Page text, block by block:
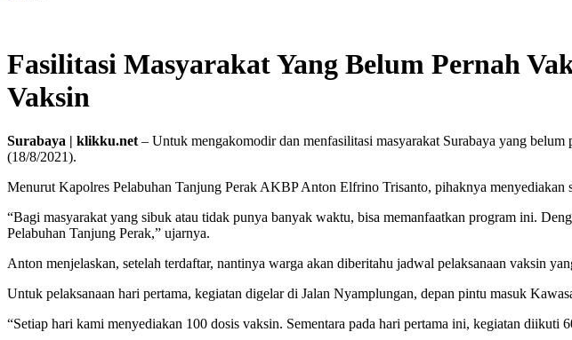
Fasilitasi Masyarakat Yang Belum Pernah
Vaksin
Surabaya | klikku.net – Untuk mengakomodir dan menfasilitasi masyarakat Surabaya yang
(18/8/2021).
Menurut Kapolres Pelabuhan Tanjung Perak AKBP Anton Elfrino Trisanto, pihaknya
“Bagi masyarakat yang sibuk atau tidak punya banyak waktu, bisa memanfaatkan program ini.
Pelabuhan Tanjung Perak,” ujarnya.
Anton menjelaskan, setelah terdaftar, nantinya warga akan diberitahu jadwal pelaksanaan vaksin
Untuk pelaksanaan hari pertama, kegiatan digelar di Jalan Nyamplungan, depan pintu masuk
“Setiap hari kami menyediakan 100 dosis vaksin. Sementara pada hari pertama ini, kegiatan